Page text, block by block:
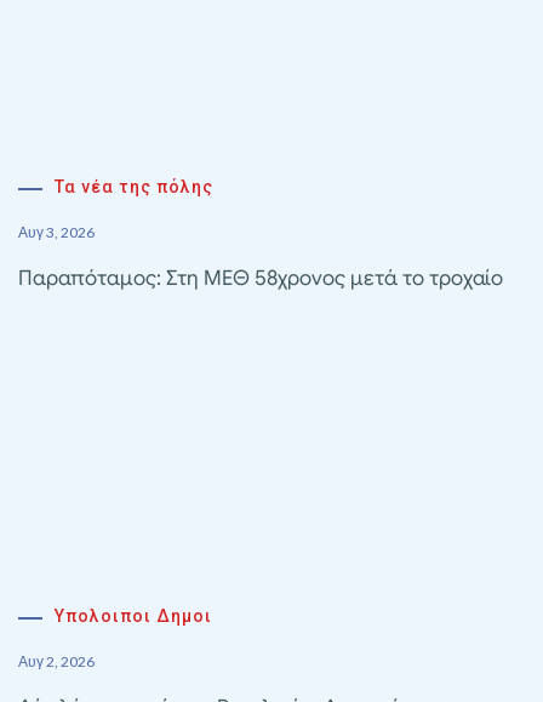
Τα νέα της πόλης
Αυγ 3, 2026
Παραπόταμος: Στη ΜΕΘ 58χρονος μετά το τροχαίο
Υπολοιποι Δημοι
Αυγ 2, 2026